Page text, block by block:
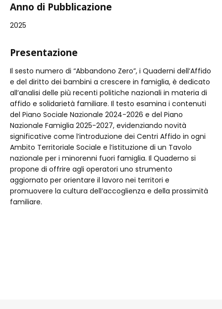
Anno di Pubblicazione
2025
Presentazione
Il sesto numero di “Abbandono Zero”, i Quaderni dell’Affido
e del diritto dei bambini a crescere in famiglia, è dedicato
all’analisi delle più recenti politiche nazionali in materia di
affido e solidarietà familiare. Il testo esamina i contenuti
del Piano Sociale Nazionale 2024-2026 e del Piano
Nazionale Famiglia 2025-2027, evidenziando novità
significative come l’introduzione dei Centri Affido in ogni
Ambito Territoriale Sociale e l’istituzione di un Tavolo
nazionale per i minorenni fuori famiglia. Il Quaderno si
propone di offrire agli operatori uno strumento
aggiornato per orientare il lavoro nei territori e
promuovere la cultura dell’accoglienza e della prossimità
familiare.